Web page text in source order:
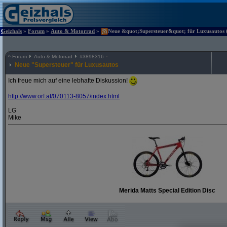
Geizhals » Forum » Auto & Motorrad » Neue &quot;Supersteuer&quot; für Luxusautos
^ Forum Auto & Motorrad #3898316
Neue "Supersteuer" für Luxusautos
Ich freue mich auf eine lebhafte Diskussion!
http://www.orf.at/070113-8057/index.html
LG
Mike
Merida Matts Special Edition Disc